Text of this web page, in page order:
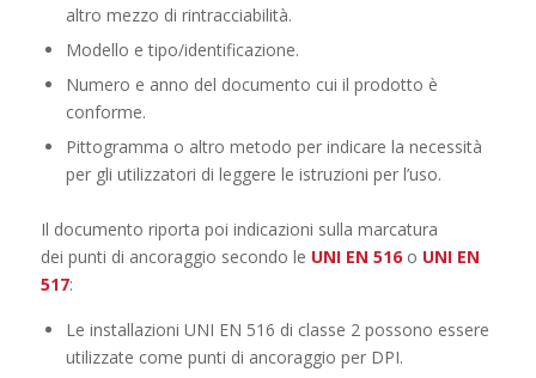
altro mezzo di rintracciabilità.
Modello e tipo/identificazione.
Numero e anno del documento cui il prodotto è
conforme.
Pittogramma o altro metodo per indicare la necessità
per gli utilizzatori di leggere le istruzioni per l’uso.
Il documento riporta poi indicazioni sulla marcatura
dei punti di ancoraggio secondo le UNI EN 516o UNI EN
517:
Le installazioni UNI EN 516 di classe 2 possono essere
utilizzate come punti di ancoraggio per DPI.